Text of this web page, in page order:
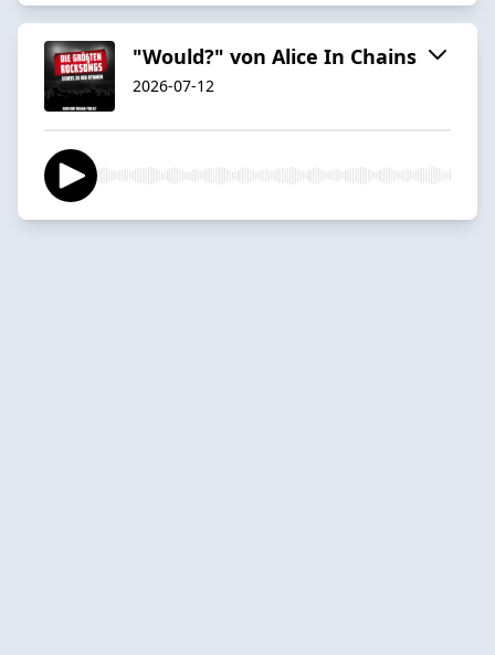
"Would?" von Alice In Chains
2026-07-12